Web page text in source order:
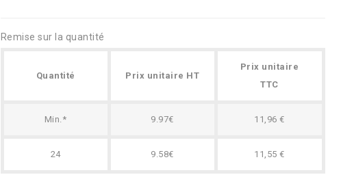
Remise sur la quantité
Quantité Prix unitaire HT
Prix unitaire
TTC
Min.* 9.97€ 11,96 €
24 9.58€ 11,55 €